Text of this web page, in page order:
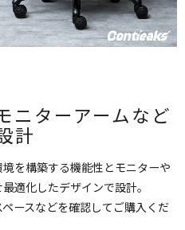
ニターアームなど
計
を構築する機能性とモニターや
適化したデザインで設計。
ースなどを確認してご購入くだ